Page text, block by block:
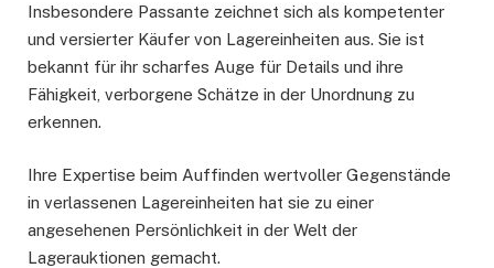
Insbesondere Passante zeichnet sich als kompetenter
und versierter Käufer von Lagereinheiten aus. Sie ist
bekannt für ihr scharfes Auge für Details und ihre
Fähigkeit, verborgene Schätze in der Unordnung zu
erkennen.
Ihre Expertise beim Auffinden wertvoller Gegenstände
in verlassenen Lagereinheiten hat sie zu einer
angesehenen Persönlichkeit in der Welt der
Lagerauktionen gemacht.